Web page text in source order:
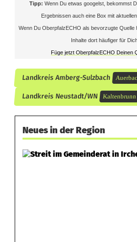
n
u
n
Tipp: Wenn Du etwas googelst, bekommst
Ergebnissen auch eine Box mit
Wenn Du OberpfalzECHO als bevorzugte Quelle
Inhalte dort häufiger für
Füge jetzt OberpfalzECHO Deinen
Landkreis Amberg-Sulzbach
Landkreis Neustadt/WN Kaltenbrunn
Neues in der Region